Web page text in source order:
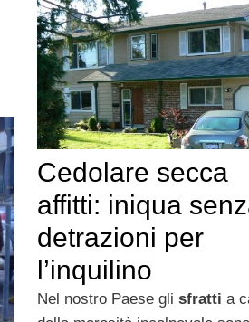
Cedolare secca
affitti: iniqua
detrazioni per
l’inquilino
Nel nostro Paese gli sfratti a